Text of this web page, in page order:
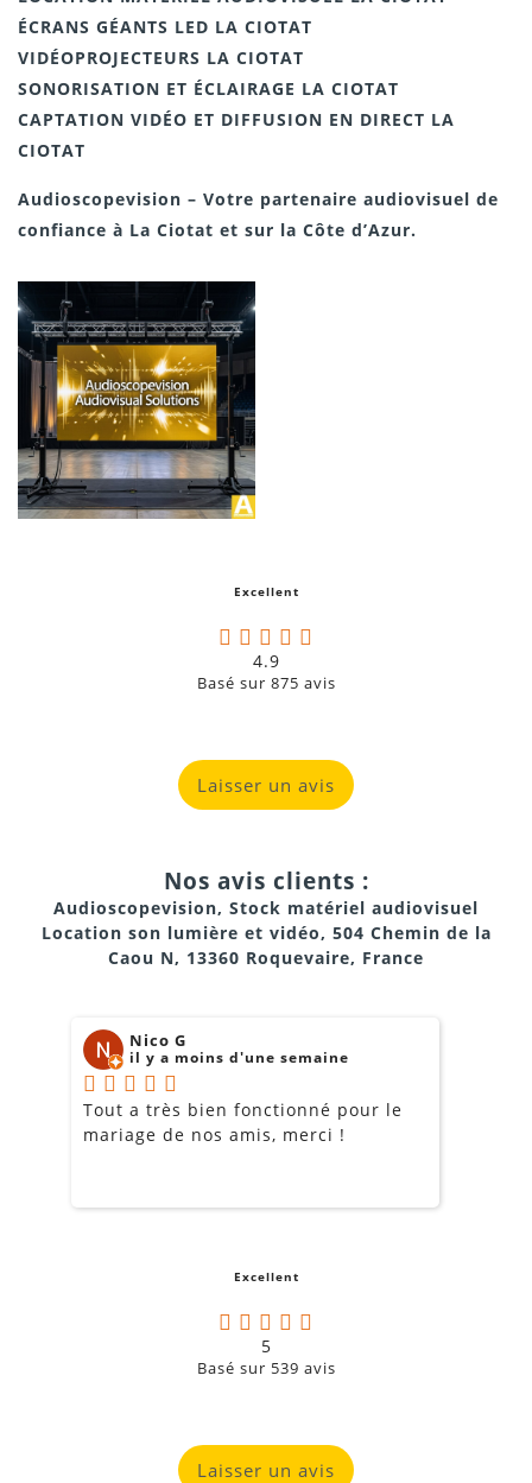
ÉCRANS GÉANTS LED LA CIOTAT
VIDÉOPROJECTEURS LA CIOTAT
SONORISATION ET ÉCLAIRAGE LA CIOTAT
CAPTATION VIDÉO ET DIFFUSION EN DIRECT LA
CIOTAT
Audioscopevision – Votre partenaire audiovisuel de
confiance à La Ciotat et sur la Côte d’Azur.
Excellent
4.9
Basé sur 875 avis
Laisser un avis
Nos avis clients :
Audioscopevision, Stock matériel audiovisuel
Location son lumière et vidéo, 504 Chemin de la
Caou N, 13360 Roquevaire, France
Nico G
il y a moins d'une semaine
Tout a très bien fonctionné pour le
mariage de nos amis, merci !
Excellent
5
Basé sur 539 avis
Laisser un avis